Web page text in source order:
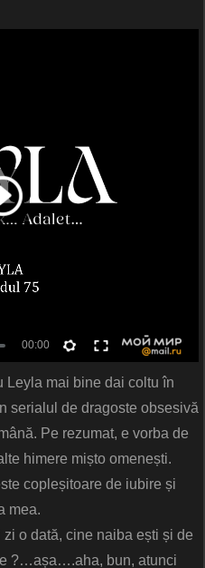
Leyla mai bine dai coltu în
serialul de dragoste obsesivă
Pe rezumat, e vorba de
himere mișto omenești.
copleșitoare de iubire și
mea.
o dată, cine naiba ești și de
?…așa….aha, bun, atunci